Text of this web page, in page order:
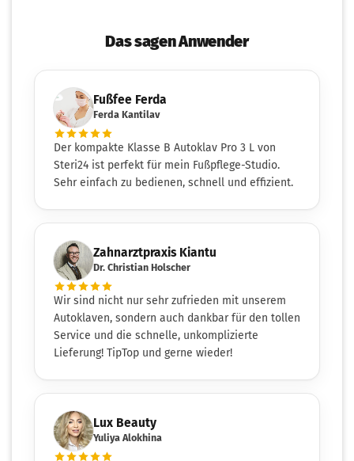
Das sagen Anwender
Fußfee Ferda
Ferda Kantilav
Der kompakte Klasse B Autoklav Pro 3 L von
Steri24 ist perfekt für mein Fußpflege-Studio.
Sehr einfach zu bedienen, schnell und effizient.
Zahnarztpraxis Kiantu
Dr. Christian Holscher
Wir sind nicht nur sehr zufrieden mit unserem
Autoklaven, sondern auch dankbar für den tollen
Service und die schnelle, unkomplizierte
Lieferung! TipTop und gerne wieder!
Lux Beauty
Yuliya Alokhina